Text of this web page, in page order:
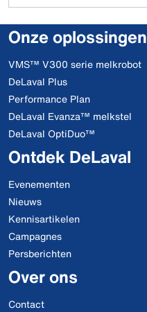
Onze oplossingen
VMS™ V300 serie melkrobot
DeLaval Plus
Performance Plan
DeLaval Evanza™ melkstel
DeLaval OptiDuo™
Ontdek DeLaval
Evenementen
Nieuws
Kennisartikelen
Campagnes
Persberichten
Over ons
Contact